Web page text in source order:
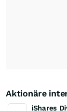
Aktionäre